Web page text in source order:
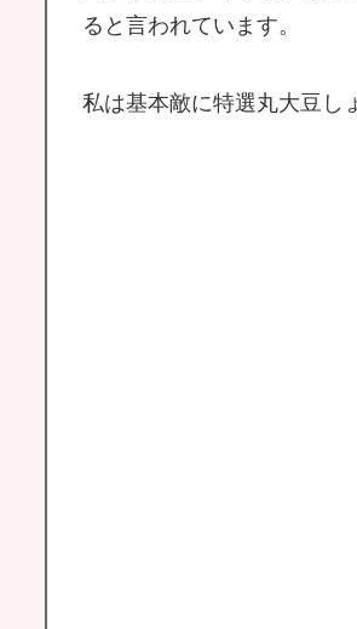
ると言われています。
私は基本敵に特選丸大豆し